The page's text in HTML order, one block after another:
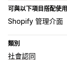
可與以下項目搭配使用
Shopify 管理介面
類別
社會認同